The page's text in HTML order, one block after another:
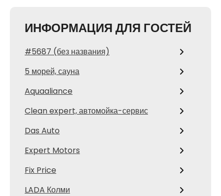
ИНФОРМАЦИЯ ДЛЯ ГОСТЕЙ
#5687 (без названия)
5 морей, сауна
Aquaaliance
Clean expert, автомойка-сервис
Das Auto
Expert Motors
Fix Price
LADA Колми